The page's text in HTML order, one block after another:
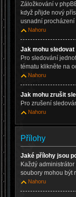
Záložkování v
když přijde nový
usnadní procházení
Nahoru
Jak mohu
Pro sledování
tématu klikněte na
Nahoru
Jak mohu zrušit
Pro zrušení
Nahoru
Přílohy
Jaké přílohy jsou
Každý
soubory mohou být
Nahoru